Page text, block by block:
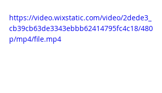
https://video.wixstatic.com/video/2dede3_
cb39cb63de3343ebbb62414795fc4c18/480
p/mp4/file.mp4